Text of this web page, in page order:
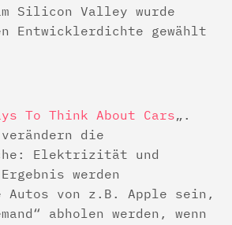
Silicon Valley wurde
Entwicklerdichte gewählt
To Think About Cars„.
die
Elektrizität und
werden
Autos von z.B. Apple sein,
abholen werden, wenn